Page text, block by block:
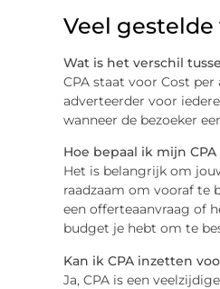
Veel gestelde
Wat is het verschil
CPA staat voor Cost
adverteerder voor
wanneer de bezoeker
Hoe bepaal ik mijn
Het is belangrijk om
raadzaam om vooraf te
een offerteaanvraag of
budget je hebt om te
Kan ik CPA inzetten
Ja, CPA is een